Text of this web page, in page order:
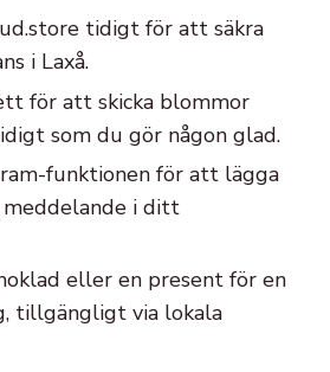
tidigt för att säkra
i Laxå.
för att skicka blommor
som du gör någon glad.
funktionen för att lägga
i ditt
eller en present för en
tillgängligt via lokala